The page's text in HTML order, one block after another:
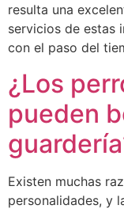
resulta una
servicios de estas
con el paso del
¿Los
pueden
Existen muchas
personalidades, y